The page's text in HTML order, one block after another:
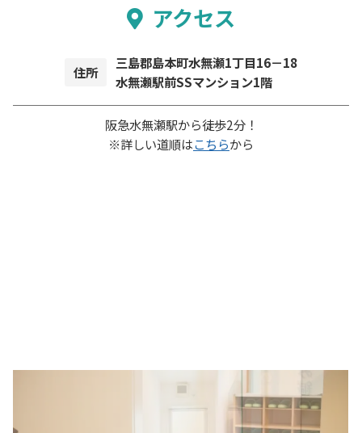
アクセス
住所
三島郡島本町水無瀬1丁目16－18
水無瀬駅前SSマンション1階
阪急水無瀬駅から徒歩2分！
※詳しい道順はこちらから